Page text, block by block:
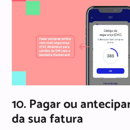
10. Pagar ou
da sua fatura